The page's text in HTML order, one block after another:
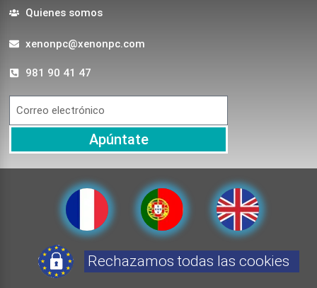
Quienes somos
xenonpc@xenonpc.com
981 90 41 47
Apúntate
Rechazamos todas las cookies